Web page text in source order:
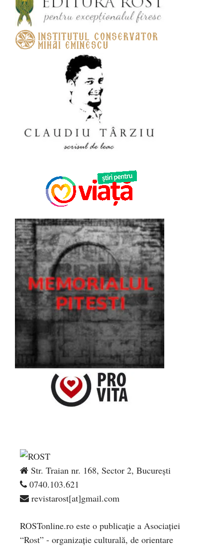
Str. Traian nr. 168, Sector 2, București
0740.103.621
revistarost[at]gmail.com
ROSTonline.ro este o publicaţie a Asociaţiei
“Rost” - organizaţie culturală, de orientare